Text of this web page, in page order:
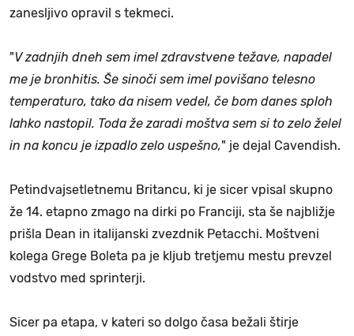
zanesljivo opravil s tekmeci.
"V zadnjih dneh sem imel zdravstvene težave, napadel
me je bronhitis. Še sinoči sem imel povišano telesno
temperaturo, tako da nisem vedel, če bom danes sploh
lahko nastopil. Toda že zaradi moštva sem si to zelo želel
in na koncu je izpadlo zelo uspešno," je dejal Cavendish.
Petindvajsetletnemu Britancu, ki je sicer vpisal skupno
že 14. etapno zmago na dirki po Franciji, sta še najbližje
prišla Dean in italijanski zvezdnik Petacchi. Moštveni
kolega Grege Boleta pa je kljub tretjemu mestu prevzel
vodstvo med sprinterji.
Sicer pa etapa, v kateri so dolgo časa bežali štirje